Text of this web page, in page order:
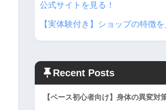
公式サイトを見る！
【実体験付き】ショップの特徴を
Recent Posts
【ベース初心者向け】身体の異変対